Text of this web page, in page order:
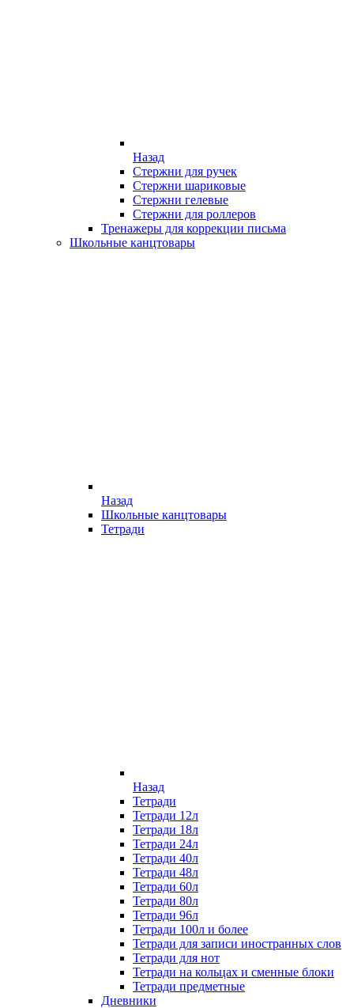
Назад
Стержни для ручек
Стержни шариковые
Стержни гелевые
Стержни для роллеров
Тренажеры для коррекции письма
Школьные канцтовары
Назад
Школьные канцтовары
Тетради
Назад
Тетради
Тетради 12л
Тетради 18л
Тетради 24л
Тетради 40л
Тетради 48л
Тетради 60л
Тетради 80л
Тетради 96л
Тетради 100л и более
Тетради для записи иностранных слов
Тетради для нот
Тетради на кольцах и сменные блоки
Тетради предметные
Дневники